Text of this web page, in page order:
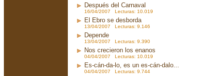
Después del Carnaval
16/04/2007 Lecturas: 10.019
El Ebro se desborda
13/04/2007 Lecturas: 9.146
Depende
13/04/2007 Lecturas: 9.390
Nos crecieron los enanos
04/04/2007 Lecturas: 10.019
Es-cán-da-lo, es un es-cán-dalo...
04/04/2007 Lecturas: 9.744